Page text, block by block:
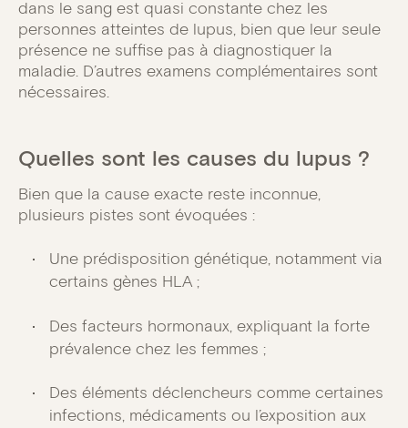
dans le sang est quasi constante chez les
personnes atteintes de lupus, bien que leur seule
présence ne suffise pas à diagnostiquer la
maladie. D’autres examens complémentaires sont
nécessaires.
Quelles sont les causes du lupus ?
Bien que la cause exacte reste inconnue,
plusieurs pistes sont évoquées :
Une prédisposition génétique, notamment via
certains gènes HLA ;
Des facteurs hormonaux, expliquant la forte
prévalence chez les femmes ;
Des éléments déclencheurs comme certaines
infections, médicaments ou l’exposition aux